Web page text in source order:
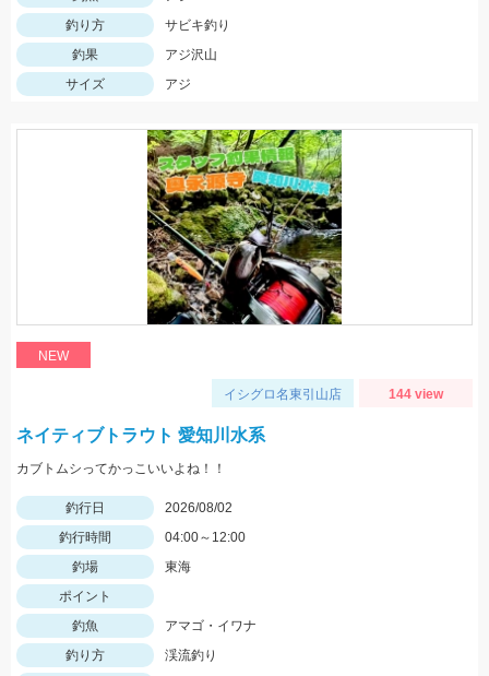
釣り方
サビキ釣り
釣果
アジ沢山
サイズ
アジ
NEW
イシグロ名東引山店 144 view
ネイティブトラウト 愛知川水系
カブトムシってかっこいいよね！！
釣行日
2026/08/02
釣行時間
04:00～12:00
釣場
東海
ポイント
釣魚
アマゴ・イワナ
釣り方
渓流釣り